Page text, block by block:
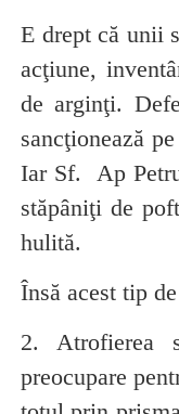
E drept că unii
acţiune,
de arginţi.
sancţionează
Iar Sf. Ap
stăpâniţi de
hulită.
Însă acest tip
2. Atrofierea
preocupare